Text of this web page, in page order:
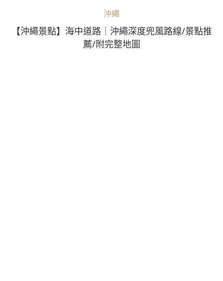
沖繩
【沖繩景點】海中道路｜沖繩深度兜風路線/景點推
薦/附完整地圖